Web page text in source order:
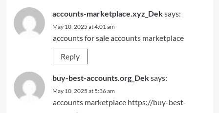
accounts-marketplace.xyz_Deksays:
May 10, 2025 at 4:01 am
accounts for saleaccounts marketplace
Reply
buy-best-accounts.org_Deksays:
May 10, 2025 at 5:36 am
accounts marketplace https://buy-best-